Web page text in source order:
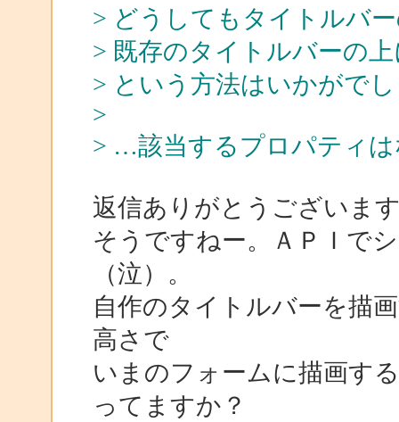
> どうしてもタイトルバ
> 既存のタイトルバーの
> という方法はいかがで
>
> …該当するプロパティ
返信ありがとうございま
そうですねー。ＡＰＩで
（泣）。
自作のタイトルバーを描
高さで
いまのフォームに描画す
ってますか？